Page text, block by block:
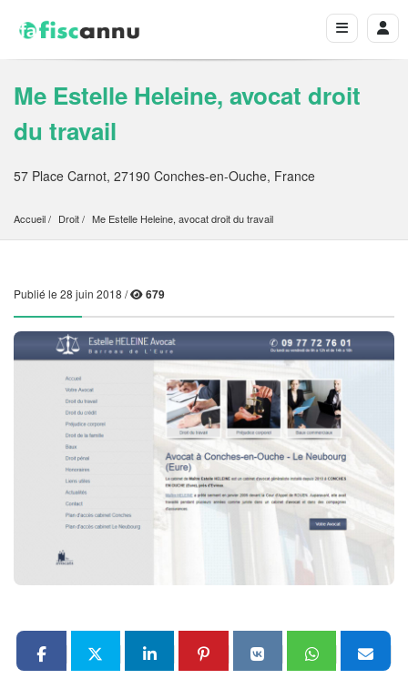
Me Estelle Heleine, avocat droit
du travail
57 Place Carnot, 27190 Conches-en-Ouche, France
Accueil Droit Me Estelle Heleine, avocat droit du travail
Publié le 28 juin 2018 / 679